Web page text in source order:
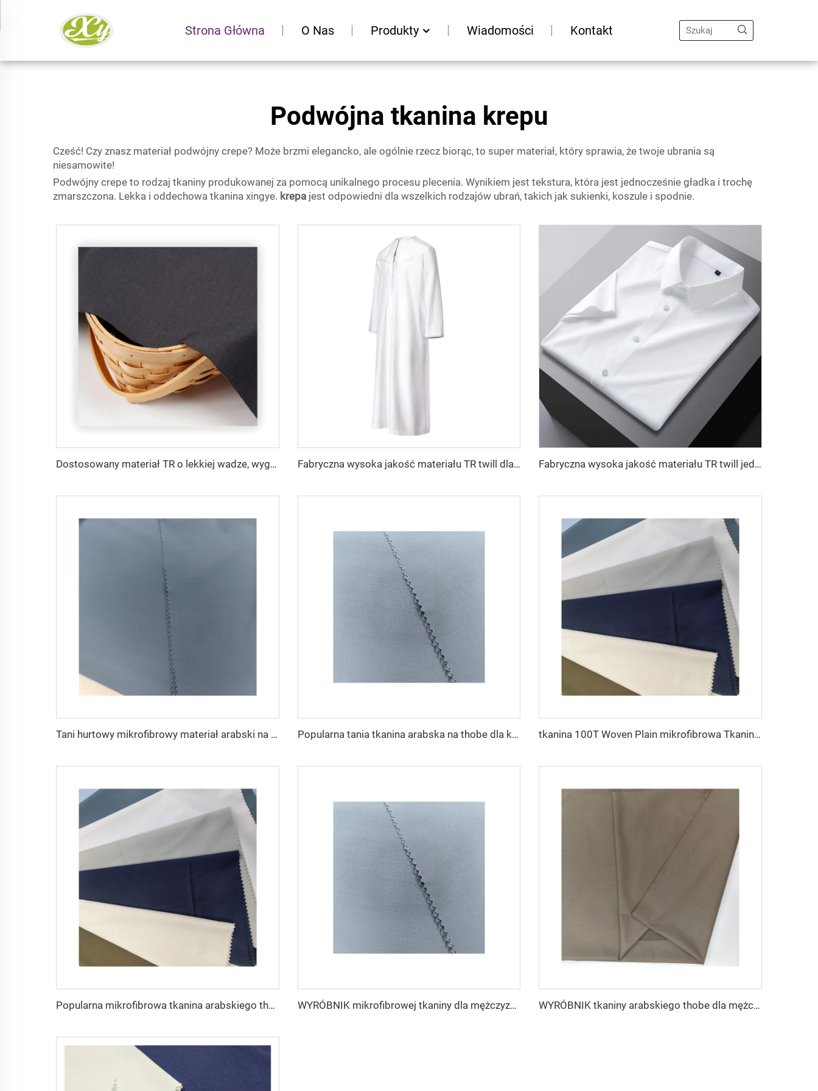
Strona Główna O Nas Produkty Wiadomości Kontakt
Podwójna tkanina krepu
Cześć! Czy znasz materiał podwójny crepe? Może brzmi elegancko, ale ogólnie rzecz biorąc, to super materiał, który sprawia, że twoje ubrania są
niesamowite!
Podwójny crepe to rodzaj tkaniny produkowanej za pomocą unikalnego procesu plecenia. Wynikiem jest tekstura, która jest jednocześnie gładka i trochę
zmarszczona. Lekka i oddechowa tkanina xingye. krepa jest odpowiedni dla wszelkich rodzajów ubrań, takich jak sukienki, koszule i spodnie.
Dostosowany materiał TR o lekkiej wadze, wygodny w użyciu dla mieszkańców Środkowego Wschodu w różnych kolorach, jednolity materiał twill na koszule i szaty Fabryczna wysoka jakość materiału TR twill dla męskich szat ze Środkowego Wschodu, lekka waga Fabryczna wysoka jakość materiału TR twill jednolitego dla męskich szat ze Środkowego Wschodu, lekka waga
Tani hurtowy mikrofibrowy materiał arabski na thobe dla mężczyzn z poliestru Toyobo koszula arabska Popularna tania tkanina arabska na thobe dla koszuli i spodni z poliestru Toyobo mikrofibrowa tkanina 100T Woven Plain mikrofibrowa Tkanina Poliestrowa Toyobo Tkanina Arabska Thobe
Popularna mikrofibrowa tkanina arabskiego thobe dla mężczyzn z wirującego poliestru tkanina toyobo koszula arabski thobe WYRÓBNIK mikrofibrowej tkaniny dla mężczyzn z wirującego poliestru tkanina toyobo koszula arabski thobe WYRÓBNIK tkaniny arabskiego thobe dla mężczyzn z wirującego poliestru tkanina toyobo koszula arabski thobe